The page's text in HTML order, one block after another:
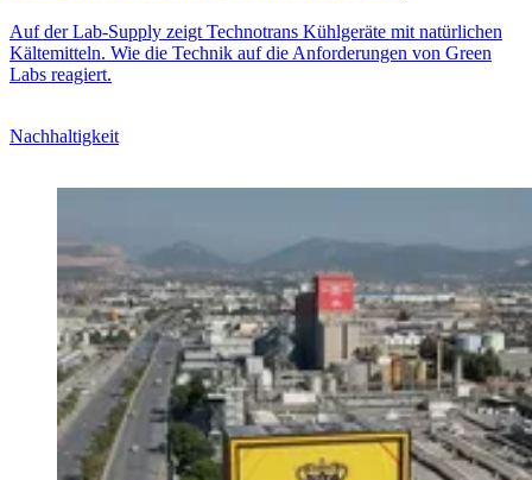
Auf der Lab-Supply zeigt Technotrans Kühlgeräte mit natürlichen
Kältemitteln. Wie die Technik auf die Anforderungen von Green
Labs reagiert.
Nachhaltigkeit